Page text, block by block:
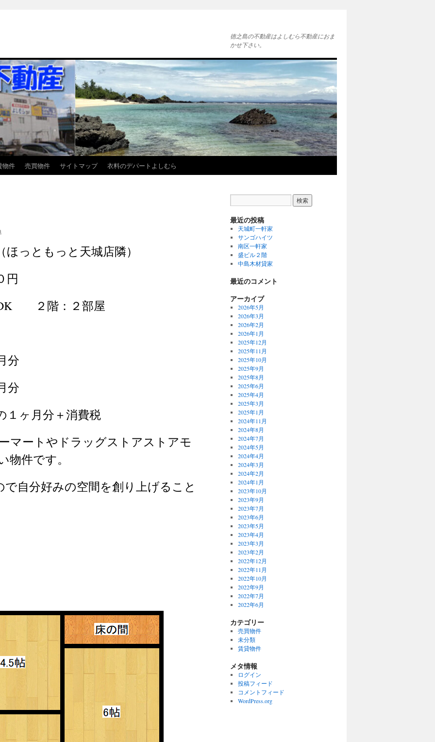
徳之島の不動産はよしむら不動産におま
かせ下さい。
物件 売買物件 サイトマップ 衣料のデパートよしむら
っともっと天城店隣）
円
DK ２階：２部屋
分
分
１ヶ月分＋消費税
ートやドラッグストアストアモ
物件です。
自分好みの空間を創り上げること
最近の投稿
天城町一軒家
サンゴハイツ
南区一軒家
盛ビル２階
中島木材貸家
最近のコメント
アーカイブ
2026年5月
2026年3月
2026年2月
2026年1月
2025年12月
2025年11月
2025年10月
2025年9月
2025年8月
2025年6月
2025年4月
2025年3月
2025年1月
2024年11月
2024年8月
2024年7月
2024年5月
2024年4月
2024年3月
2024年2月
2024年1月
2023年10月
2023年9月
2023年7月
2023年6月
2023年5月
2023年4月
2023年3月
2023年2月
2022年12月
2022年11月
2022年10月
2022年9月
2022年7月
2022年6月
カテゴリー
売買物件
未分類
賃貸物件
メタ情報
ログイン
投稿フィード
コメントフィード
WordPress.org